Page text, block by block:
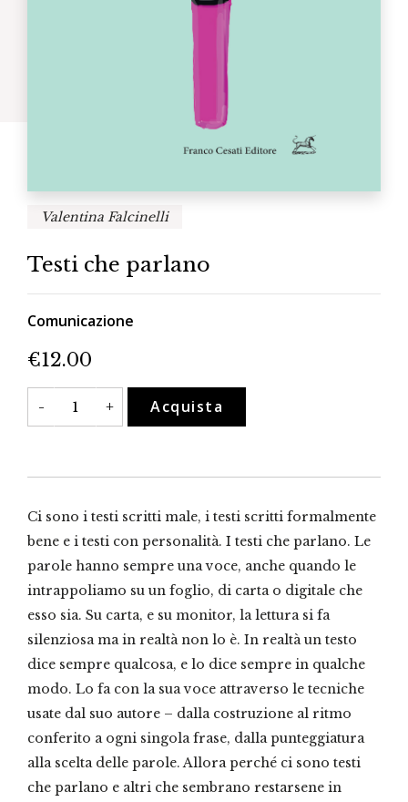
Valentina Falcinelli
Testi che parlano
Comunicazione
€12.00
-
Testi
che
parlano
+ Acquista
Ci sono i testi scritti male, i testi scritti formalmente
bene e i testi con personalità. I testi che parlano. Le
parole hanno sempre una voce, anche quando le
intrappoliamo su un foglio, di carta o digitale che
esso sia. Su carta, e su monitor, la lettura si fa
silenziosa ma in realtà non lo è. In realtà un testo
dice sempre qualcosa, e lo dice sempre in qualche
modo. Lo fa con la sua voce attraverso le tecniche
usate dal suo autore – dalla costruzione al ritmo
conferito a ogni singola frase, dalla punteggiatura
alla scelta delle parole. Allora perché ci sono testi
che parlano e altri che sembrano restarsene in